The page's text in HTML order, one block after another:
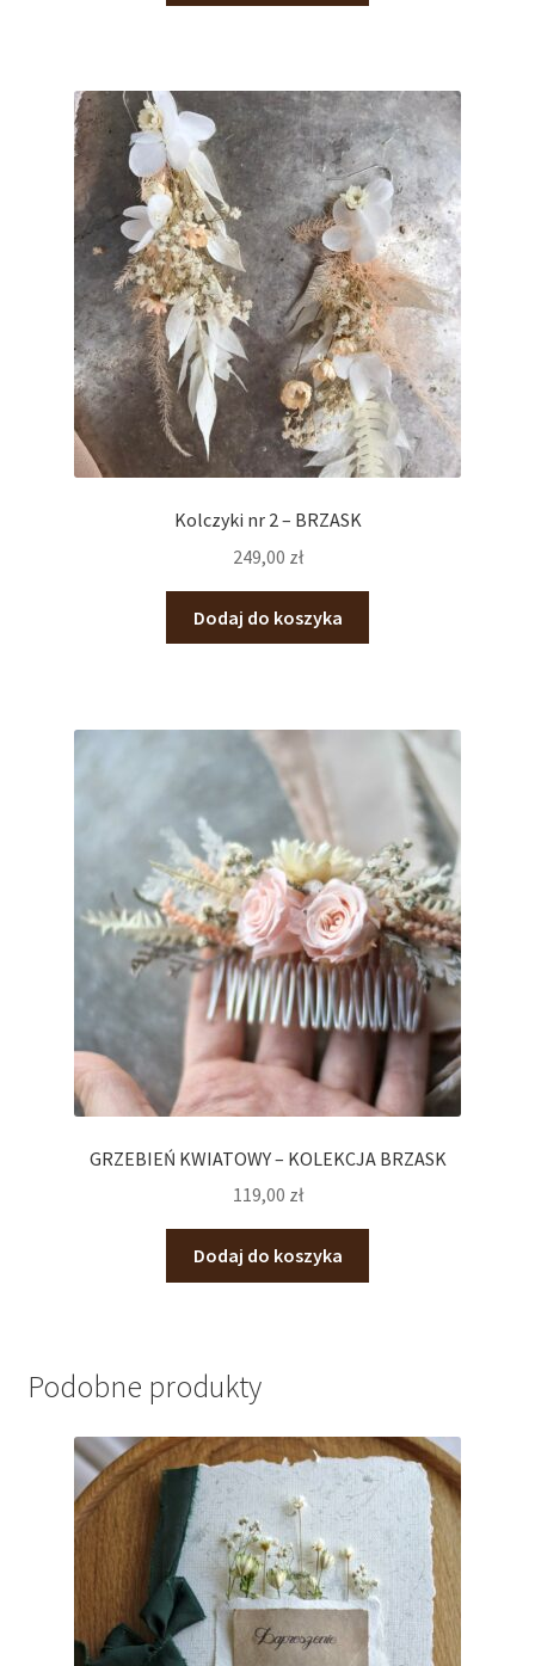
Kolczyki nr 2 – BRZASK
249,00 zł
Dodaj do koszyka
GRZEBIEŃ KWIATOWY – KOLEKCJA BRZASK
119,00 zł
Dodaj do koszyka
Podobne produkty